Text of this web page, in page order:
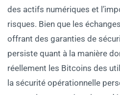
des actifs numériques et
risques. Bien que les
offrant des garanties de
persiste quant à la manière
réellement les Bitcoins des
la sécurité opérationnelle